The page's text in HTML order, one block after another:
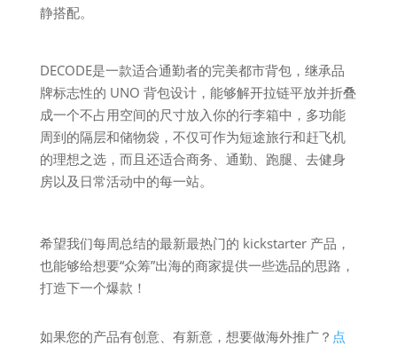
静搭配。
DECODE是一款适合通勤者的完美都市背包，继承品
牌标志性的 UNO 背包设计，能够解开拉链平放并折叠
成一个不占用空间的尺寸放入你的行李箱中，多功能
周到的隔层和储物袋，不仅可作为短途旅行和赶飞机
的理想之选，而且还适合商务、通勤、跑腿、去健身
房以及日常活动中的每一站。
希望我们每周总结的最新最热门的 kickstarter 产品，
也能够给想要“众筹”出海的商家提供一些选品的思路，
打造下一个爆款！
如果您的产品有创意、有新意，想要做海外推广？ 点